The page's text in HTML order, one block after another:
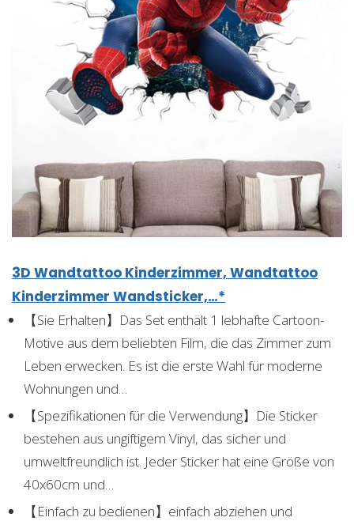
3D Wandtattoo Kinderzimmer, Wandtattoo
Kinderzimmer Wandsticker,…*
【Sie Erhalten】Das Set enthält 1 lebhafte Cartoon-
Motive aus dem beliebten Film, die das Zimmer zum
Leben erwecken. Es ist die erste Wahl für moderne
Wohnungen und…
【Spezifikationen für die Verwendung】Die Sticker
bestehen aus ungiftigem Vinyl, das sicher und
umweltfreundlich ist. Jeder Sticker hat eine Größe von
40x60cm und…
【Einfach zu bedienen】einfach abziehen und